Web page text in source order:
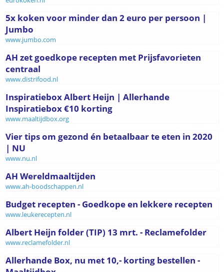
5x koken voor minder dan 2 euro per persoon |
Jumbo
www.jumbo.com
AH zet goedkope recepten met Prijsfavorieten
centraal
www.distrifood.nl
Inspiratiebox Albert Heijn | Allerhande
Inspiratiebox €10 korting
www.maaltijdbox.org
Vier tips om gezond én betaalbaar te eten in 2020
| NU
www.nu.nl
AH Wereldmaaltijden
www.ah-boodschappen.nl
Budget recepten - Goedkope en lekkere recepten
www.leukerecepten.nl
Albert Heijn folder (TIP) 13 mrt. - Reclamefolder
www.reclamefolder.nl
Allerhande Box, nu met 10,- korting bestellen -